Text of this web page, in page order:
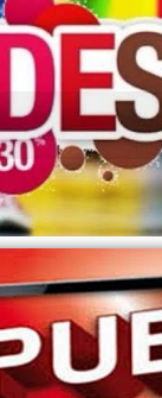
“الصولد الصيفي”